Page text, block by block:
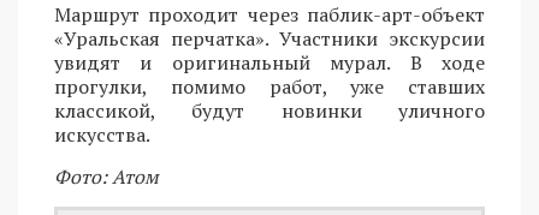
Маршрут проходит через паблик-арт-объект
«Уральская перчатка». Участники экскурсии
увидят и оригинальный мурал. В ходе
прогулки, помимо работ, уже ставших
классикой, будут новинки уличного
искусства.
Фото: Атом